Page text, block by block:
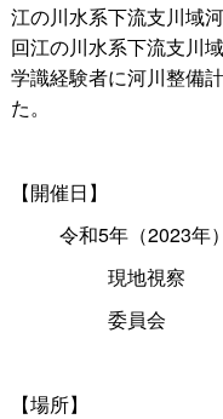
江の川水系下流支川域
回江の川水系下流支川
学識経験者に河川整備
た。
【開催日】
令和5年（2023年
現地視察
委員会
【場所】